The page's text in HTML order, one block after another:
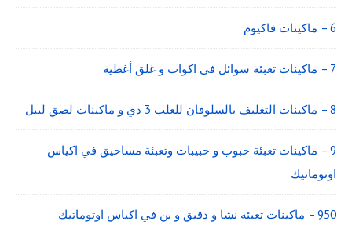
6 – ماكينات فاكيوم
7 – ماكينات تعبئة سوائل فى اكواب و غلق أغطية
8 – ماكينات التغليف بالسلوفان للعلب 3 دي و ماكينات لصق ليبل
9 – ماكينات تعبئة حبوب و حبيبات وتعبئة مساحيق في اكياس
اوتوماتيك
950 – ماكينات تعبئة نشا و دقيق و بن في اكياس اوتوماتيك